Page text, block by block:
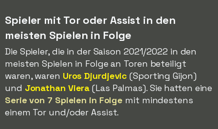
Spieler mit Tor oder Assist in den
meisten Spielen in Folge
Die Spieler, die in der Saison 2021/2022 in den
meisten Spielen in Folge an Toren beteiligt
waren, waren Uros Djurdjevic (Sporting Gijon)
und Jonathan Viera (Las Palmas). Sie hatten eine
Serie von 7 Spielen in Folge mit mindestens
einem Tor und/oder Assist.